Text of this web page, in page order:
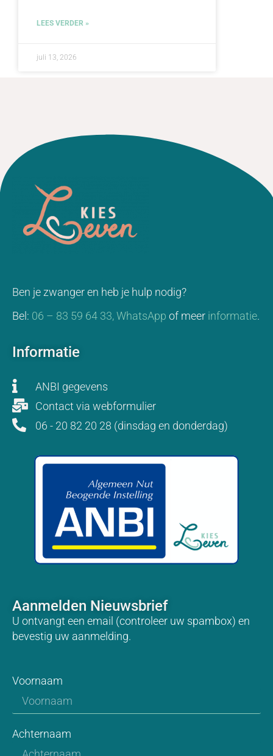
LEES VERDER »
juli 13, 2026
Ben je zwanger en heb je hulp nodig?
Bel: 06 – 83 59 64 33,WhatsApp of meer informatie.
Informatie
ANBI gegevens
Contact via webformulier
06 - 20 82 20 28 (dinsdag en donderdag)
Aanmelden Nieuwsbrief
U ontvangt een email (controleer uw spambox) en
bevestig uw aanmelding.
Voornaam
Achternaam